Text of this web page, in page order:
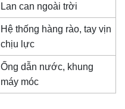
Lan can ngoài trời
Hệ thống hàng rào, tay vịn
chịu lực
Ống dẫn nước, khung
máy móc